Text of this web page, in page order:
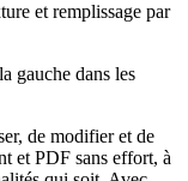
et remplissage par
gauche dans les
de modifier et de
et PDF sans effort, à